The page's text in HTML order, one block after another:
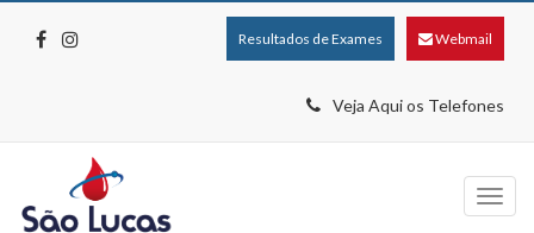
Webmail
Resultados de Exames
Veja Aqui os Telefones
Menu